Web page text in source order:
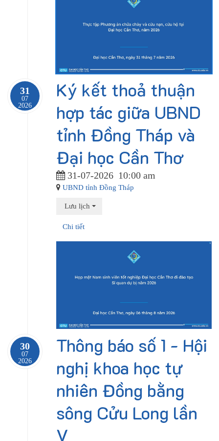
31
07
2026
Ký kết thoả thuận
hợp tác giữa UBND
tỉnh Đồng Tháp và
Đại học Cần Thơ
31-07-2026 10:00 am
UBND tỉnh Đồng Tháp
Lưu lịch
Chi tiết
30
07
2026
Thông báo số 1 - Hội
nghị khoa học tự
nhiên Đồng bằng
sông Cửu Long lần
V